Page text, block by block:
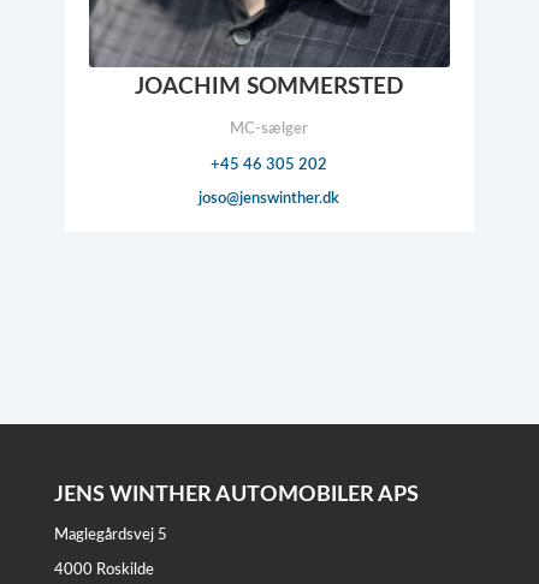
JOACHIM SOMMERSTED
MC-sælger
+45 46 305 202
joso@​jenswinther.dk
JENS WINTHER AUTOMOBILER APS
Maglegårdsvej 5
4000 Roskilde